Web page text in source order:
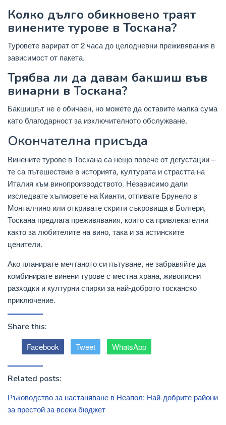
Колко дълго обикновено траят
винените турове в Тоскана?
Туровете варират от 2 часа до целодневни преживявания в
зависимост от пакета.
Трябва ли да давам бакшиш във
винарни в Тоскана?
Бакшишът не е обичаен, но можете да оставите малка сума
като благодарност за изключителното обслужване.
Окончателна присъда
Винените турове в Тоскана са нещо повече от дегустации –
те са пътешествие в историята, културата и страстта на
Италия към винопроизводството. Независимо дали
изследвате хълмовете на Кианти, отпивате Брунело в
Монталчино или откривате скрити съкровища в Болгери,
Тоскана предлага преживявания, които са привлекателни
както за любителите на вино, така и за истинските
ценители.
Ако планирате мечтаното си пътуване, не забравяйте да
комбинирате винени турове с местна храна, живописни
разходки и културни спирки за най-доброто тосканско
приключение.
Share this:
Facebook Tweet WhatsApp
Related posts:
Ръководство за настаняване в Неапол: Най-добрите райони
за престой за всеки бюджет